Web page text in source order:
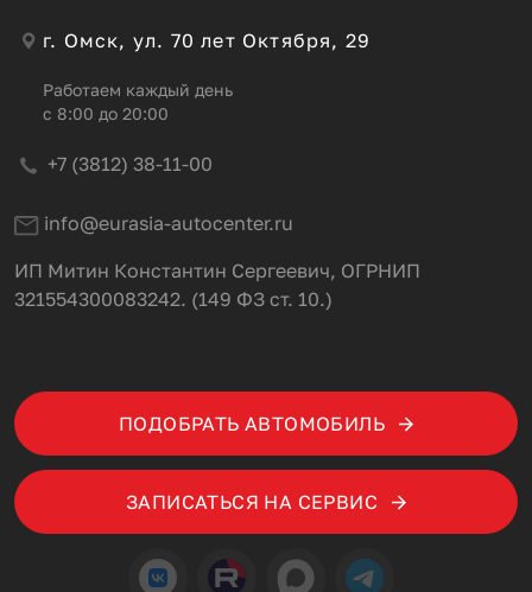
г. Омск, ул. 70 лет Октября, 29
Работаем каждый день
с 8:00 до 20:00
+7 (3812) 38-11-00
info@eurasia-autocenter.ru
ИП Митин Константин Сергеевич, ОГРНИП
321554300083242. (149 ФЗ ст. 10.)
ПОДОБРАТЬ АВТОМОБИЛЬ
ЗАПИСАТЬСЯ НА СЕРВИС